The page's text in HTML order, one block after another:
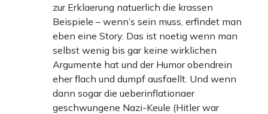
zur Erklaerung natuerlich die krassen
Beispiele – wenn’s sein muss, erfindet man
eben eine Story. Das ist noetig wenn man
selbst wenig bis gar keine wirklichen
Argumente hat und der Humor obendrein
eher flach und dumpf ausfaellt. Und wenn
dann sogar die ueberinflationaer
geschwungene Nazi-Keule (Hitler war